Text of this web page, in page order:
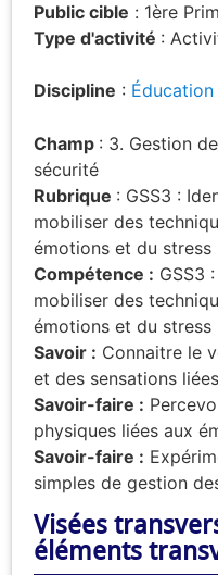
Public cible : 1ère
Type d'activité :
Discipline :
Champ : 3. Gestion
sécurité
Rubrique : GSS3 :
mobiliser des
émotions et du stress
Compétence : GSS3
mobiliser des
émotions et du stress
Savoir : Connaitre le
et des sensations
Savoir-faire :
physiques liées aux
Savoir-faire :
simples de gestion
Visées
éléments